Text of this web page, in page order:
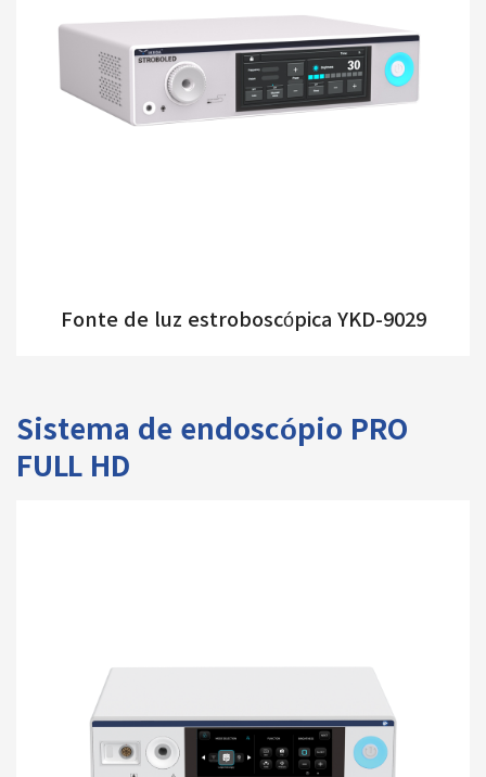
Fonte de luz estroboscópica YKD-9029
Sistema de endoscópio PRO
FULL HD